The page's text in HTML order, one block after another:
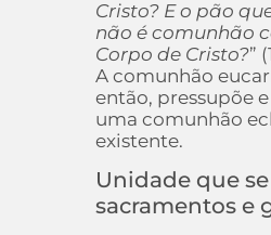
Cristo? E o pão
não é comunhão
Corpo de Cristo?”
A comunhão
então, pressupõe
uma comunhão
existente.
Unidade que se
sacramentos e